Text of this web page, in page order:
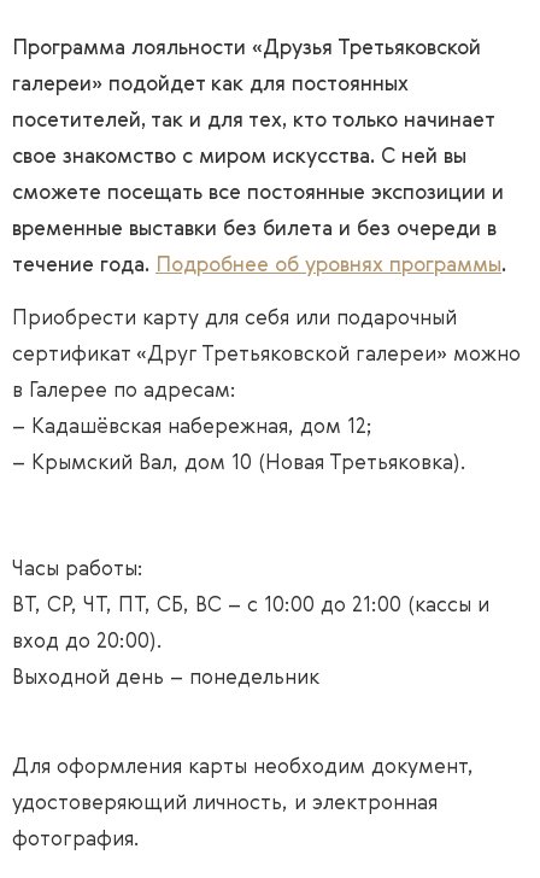
Программа лояльности «Друзья Третьяковской
галереи» подойдет как для постоянных
посетителей, так и для тех, кто только начинает
свое знакомство с миром искусства. С ней вы
сможете посещать все постоянные экспозиции и
временные выставки без билета и без очереди в
течение года.
Подробнее об уровнях программы.
Приобрести карту для себя или подарочный
сертификат «Друг Третьяковской галереи» можно
в Галерее по адресам:
– Кадашёвская набережная, дом 12;
– Крымский Вал, дом 10 (Новая Третьяковка).
Часы работы:
ВТ, СР, ЧТ, ПТ, СБ, ВC – с 10:00 до 21:00 (кассы и
вход до 20:00).
Выходной день – понедельник
Для оформления карты необходим документ,
удостоверяющий личность, и электронная
фотография.